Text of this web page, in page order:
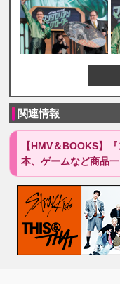
関連情報
【HMV＆BOOKS】
本、ゲームなど商品